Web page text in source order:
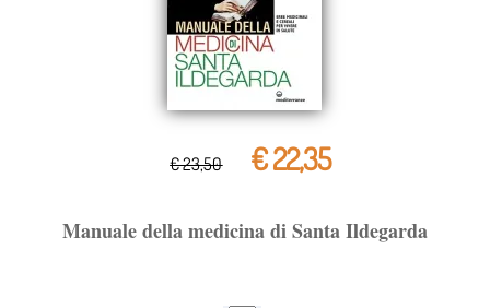
€ 23,50 € 22,35
Manuale della medicina di Santa Ildegarda